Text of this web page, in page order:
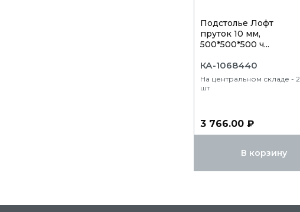
Подстолье Лофт
пруток 10 мм,
500*500*500 ч...
КА-1068440
На центральном складе - 2
шт
3 766.00 ₽
В корзину